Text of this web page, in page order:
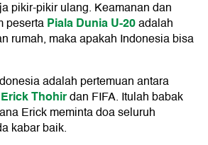
pikir-pikir ulang. Keamanan dan
pesertaPiala Dunia U-20adalah
rumah, maka apakah Indonesia bisa
adalah pertemuan antara
Erick Thohirdan FIFA. Itulah babak
Erick meminta doa seluruh
kabar baik.